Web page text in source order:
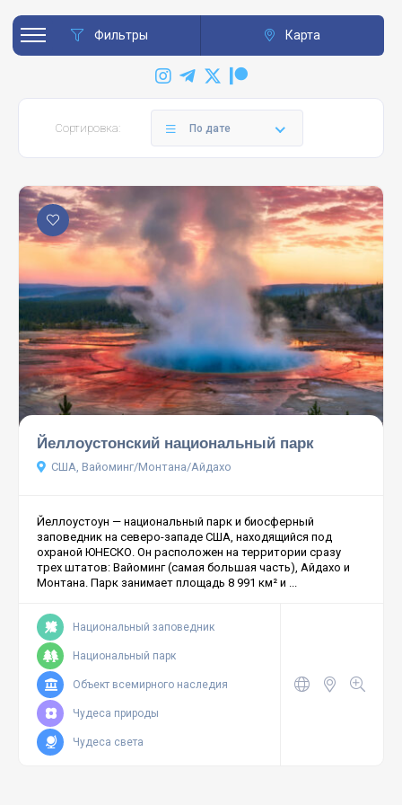
Фильтры Карта
Сортировка: По дате
Йеллоустонский национальный парк
США, Вайоминг/Монтана/Айдахо
Йеллоустоун — национальный парк и биосферный
заповедник на северо-западе США, находящийся под
охраной ЮНЕСКО. Он расположен на территории сразу
трех штатов: Вайоминг (самая большая часть), Айдахо и
Монтана. Парк занимает площадь 8 991 км² и ...
Национальный заповедник
Национальный парк
Объект всемирного наследия
Чудеса природы
Чудеса света